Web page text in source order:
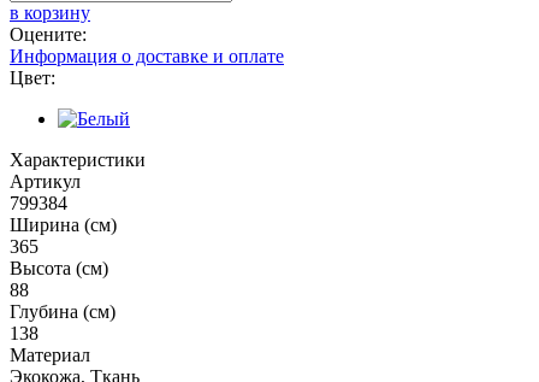
в корзину
Оцените:
Информация о доставке и оплате
Цвет:
Характеристики
Артикул
799384
Ширина (см)
365
Высота (см)
88
Глубина (см)
138
Материал
Экокожа, Ткань